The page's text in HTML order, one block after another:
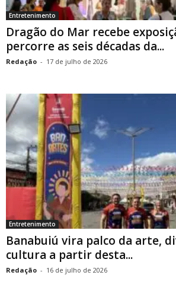
Entretenimento
Dragão do Mar recebe
percorre as seis décadas da...
Redação - 17 de julho de 2026
Entretenimento
Banabuiú vira palco da arte,
cultura a partir desta...
Redação - 16 de julho de 2026